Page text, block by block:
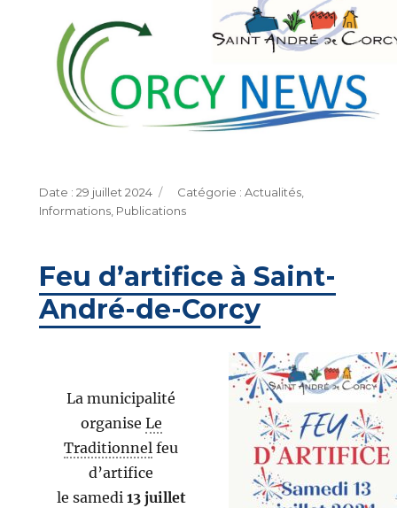
Publié
le
29 juillet 2024 Catégories
Actualités,
Informations, Publications
Feu d’artifice à Saint-
André-de-Corcy
La municipalité
organise Le
Traditionnel feu
d’artifice
le samedi 13 juillet